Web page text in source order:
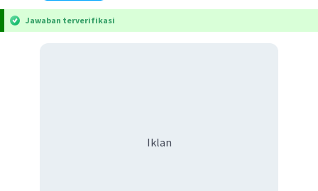
Jawaban terverifikasi
Iklan